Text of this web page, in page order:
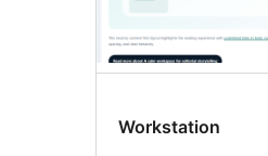
Workstation